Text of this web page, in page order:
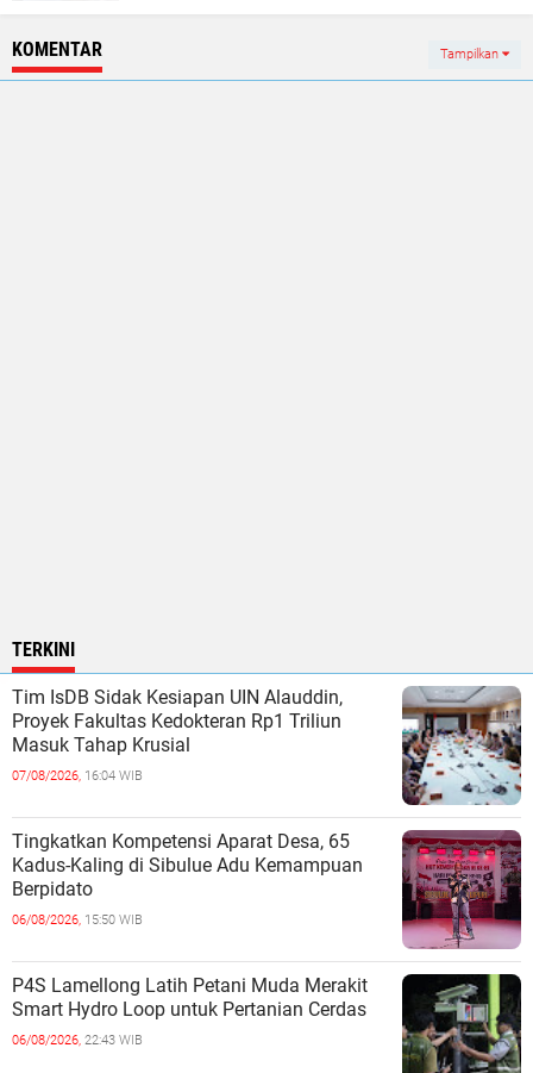
KOMENTAR Tampilkan
TERKINI
Tim IsDB Sidak Kesiapan UIN Alauddin,
Proyek Fakultas Kedokteran Rp1 Triliun
Masuk Tahap Krusial
07/08/2026, 16:04 WIB
Tingkatkan Kompetensi Aparat Desa, 65
Kadus-Kaling di Sibulue Adu Kemampuan
Berpidato
06/08/2026, 15:50 WIB
P4S Lamellong Latih Petani Muda Merakit
Smart Hydro Loop untuk Pertanian Cerdas
06/08/2026, 22:43 WIB